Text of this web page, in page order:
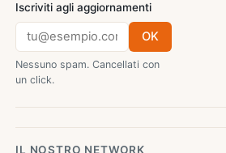
Iscriviti agli aggiornamenti
OK
Nessuno spam. Cancellati con
un click.
IL NOSTRO NETWORK